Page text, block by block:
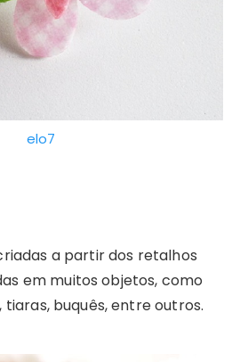
elo7
a partir dos retalhos
em muitos objetos, como
tiaras, buquês, entre outros.